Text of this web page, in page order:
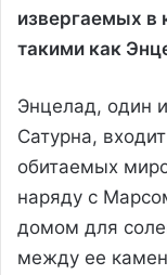
извергаемых в
такими как
Энцелад, один
Сатурна,
обитаемых
наряду с
домом для
между ее